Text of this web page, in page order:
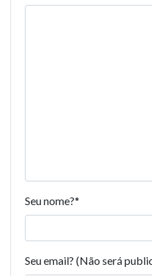
Seu nome?*
Seu email? (Não será